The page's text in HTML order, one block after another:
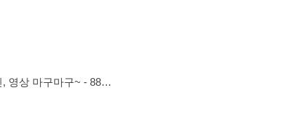
- 고양이 의학, 행동학